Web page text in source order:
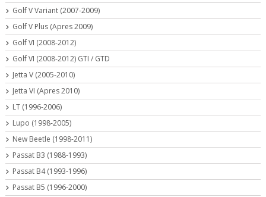
Golf V Variant (2007-2009)
Golf V Plus (Apres 2009)
Golf VI (2008-2012)
Golf VI (2008-2012) GTI / GTD
Jetta V (2005-2010)
Jetta VI (Apres 2010)
LT (1996-2006)
Lupo (1998-2005)
New Beetle (1998-2011)
Passat B3 (1988-1993)
Passat B4 (1993-1996)
Passat B5 (1996-2000)